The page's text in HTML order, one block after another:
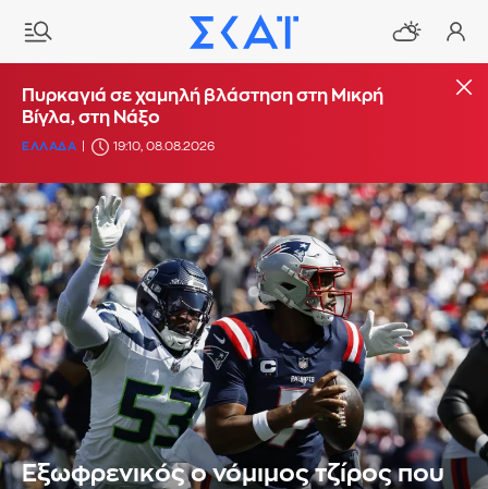
Πυρκαγιά σε χαμηλή βλάστηση στη Μικρή
Βίγλα, στη Νάξο
ΕΛΛΑΔΑ 19:10, 08.08.2026
Εξωφρενικός ο νόμιμος τζίρος που